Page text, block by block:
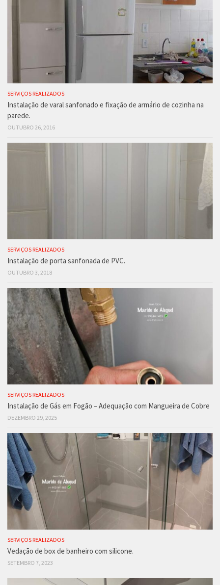
SERVIÇOS REALIZADOS
Instalação de varal sanfonado e fixação de armário de cozinha na
parede.
OUTUBRO 26, 2016
SERVIÇOS REALIZADOS
Instalação de porta sanfonada de PVC.
OUTUBRO 3, 2018
SERVIÇOS REALIZADOS
Instalação de Gás em Fogão – Adequação com Mangueira de Cobre
DEZEMBRO 29, 2025
SERVIÇOS REALIZADOS
Vedação de box de banheiro com silicone.
SETEMBRO 7, 2023